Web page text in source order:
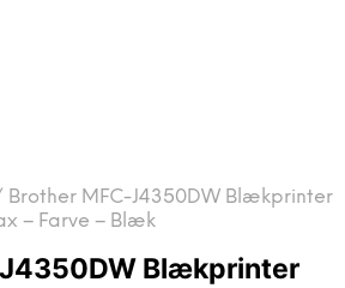
Brother MFC-J4350DW Blækprinter
– Farve – Blæk
Blækprinter